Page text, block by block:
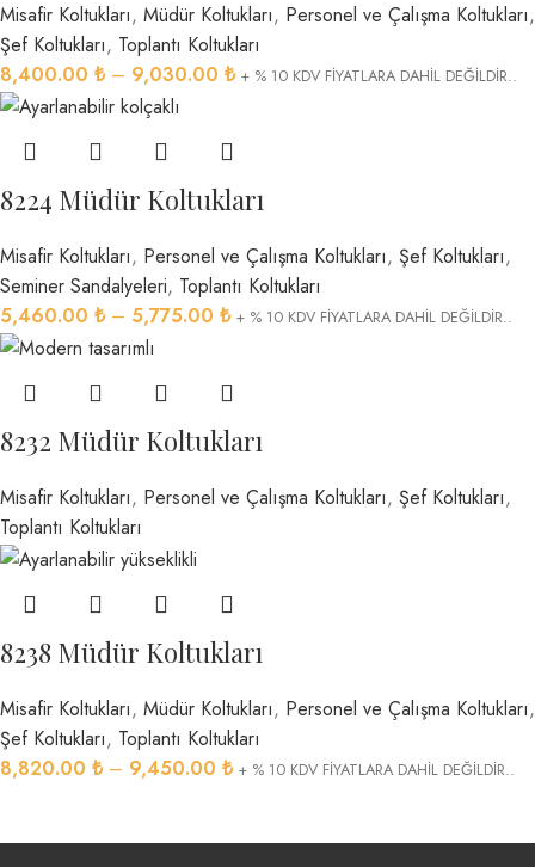
Misafir Koltukları, Müdür Koltukları, Personel ve Çalışma Koltukları,
Şef Koltukları, Toplantı Koltukları
8,400.00 ₺ – 9,030.00 ₺ + % 10 KDV FİYATLARA DAHİL DEĞİLDİR..
8224 Müdür Koltukları
Misafir Koltukları, Personel ve Çalışma Koltukları, Şef Koltukları,
Seminer Sandalyeleri, Toplantı Koltukları
5,460.00 ₺ – 5,775.00 ₺ + % 10 KDV FİYATLARA DAHİL DEĞİLDİR..
8232 Müdür Koltukları
Misafir Koltukları, Personel ve Çalışma Koltukları, Şef Koltukları,
Toplantı Koltukları
8238 Müdür Koltukları
Misafir Koltukları, Müdür Koltukları, Personel ve Çalışma Koltukları,
Şef Koltukları, Toplantı Koltukları
8,820.00 ₺ – 9,450.00 ₺ + % 10 KDV FİYATLARA DAHİL DEĞİLDİR..